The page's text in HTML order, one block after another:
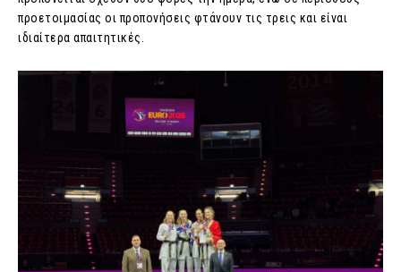
προετοιμασίας οι προπονήσεις φτάνουν τις τρεις και είναι
ιδιαίτερα απαιτητικές.